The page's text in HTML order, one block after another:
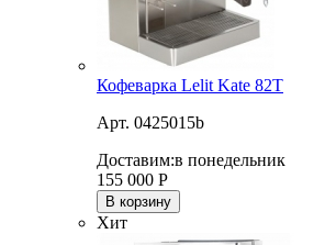
Кофеварка Lelit Kate 82T
Арт. 0425015b
Доставим:в понедельник
155 000 Р
В корзину
Хит